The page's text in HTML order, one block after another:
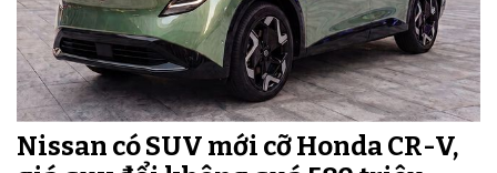
Nissan có SUV mới cỡ Honda CR-V,